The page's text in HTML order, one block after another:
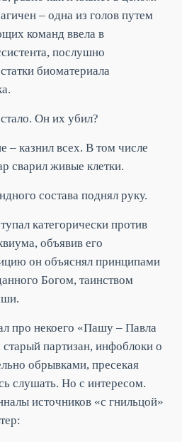
– одна из голов путем
команд ввела в
послушно
биоматериала
Он их убил?
– казнил всех. В том числе
сварил живые клетки.
состава поднял руку.
категорически против
объявив его
он объяснял принципами
Богом, таинством
про некоего «Пашу – Павла
партизан, инфоблоки о
обрывками, пресекая
слушать. Но с интересом.
источников «с гнильцой»